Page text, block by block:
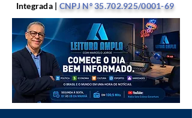
Integrada | CNPJ Nº35.702.925/0001-69